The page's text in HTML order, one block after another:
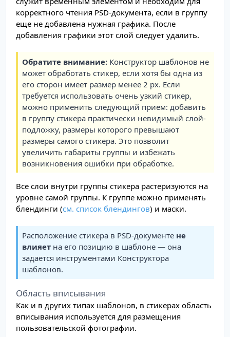
корректного чтения PSD-документа, если в группу
еще не добавлена нужная графика. После
добавления графики этот слой следует удалить.
Обратите внимание:Конструктор шаблонов не
может обработать стикер, если хотя бы одна из
его сторон имеет размер менее 2 px. Если
требуется использовать очень узкий стикер,
можно применить следующий прием: добавить
в группу стикера практически невидимый слой-
подложку, размеры которого превышают
размеры самого стикера. Это позволит
увеличить габариты группы и избежать
возникновения ошибки при обработке.
Все слои внутри группы стикера растеризуются на
уровне самой группы. К группе можно применять
блендинги (см. список блендингов) и маски.
Расположение стикера в PSD-документе не
влияетна его позицию в шаблоне — она
задается инструментами Конструктора
шаблонов.
Область вписывания
Как и в других типах шаблонов, в стикерах область
вписывания используется для размещения
пользовательской фотографии.